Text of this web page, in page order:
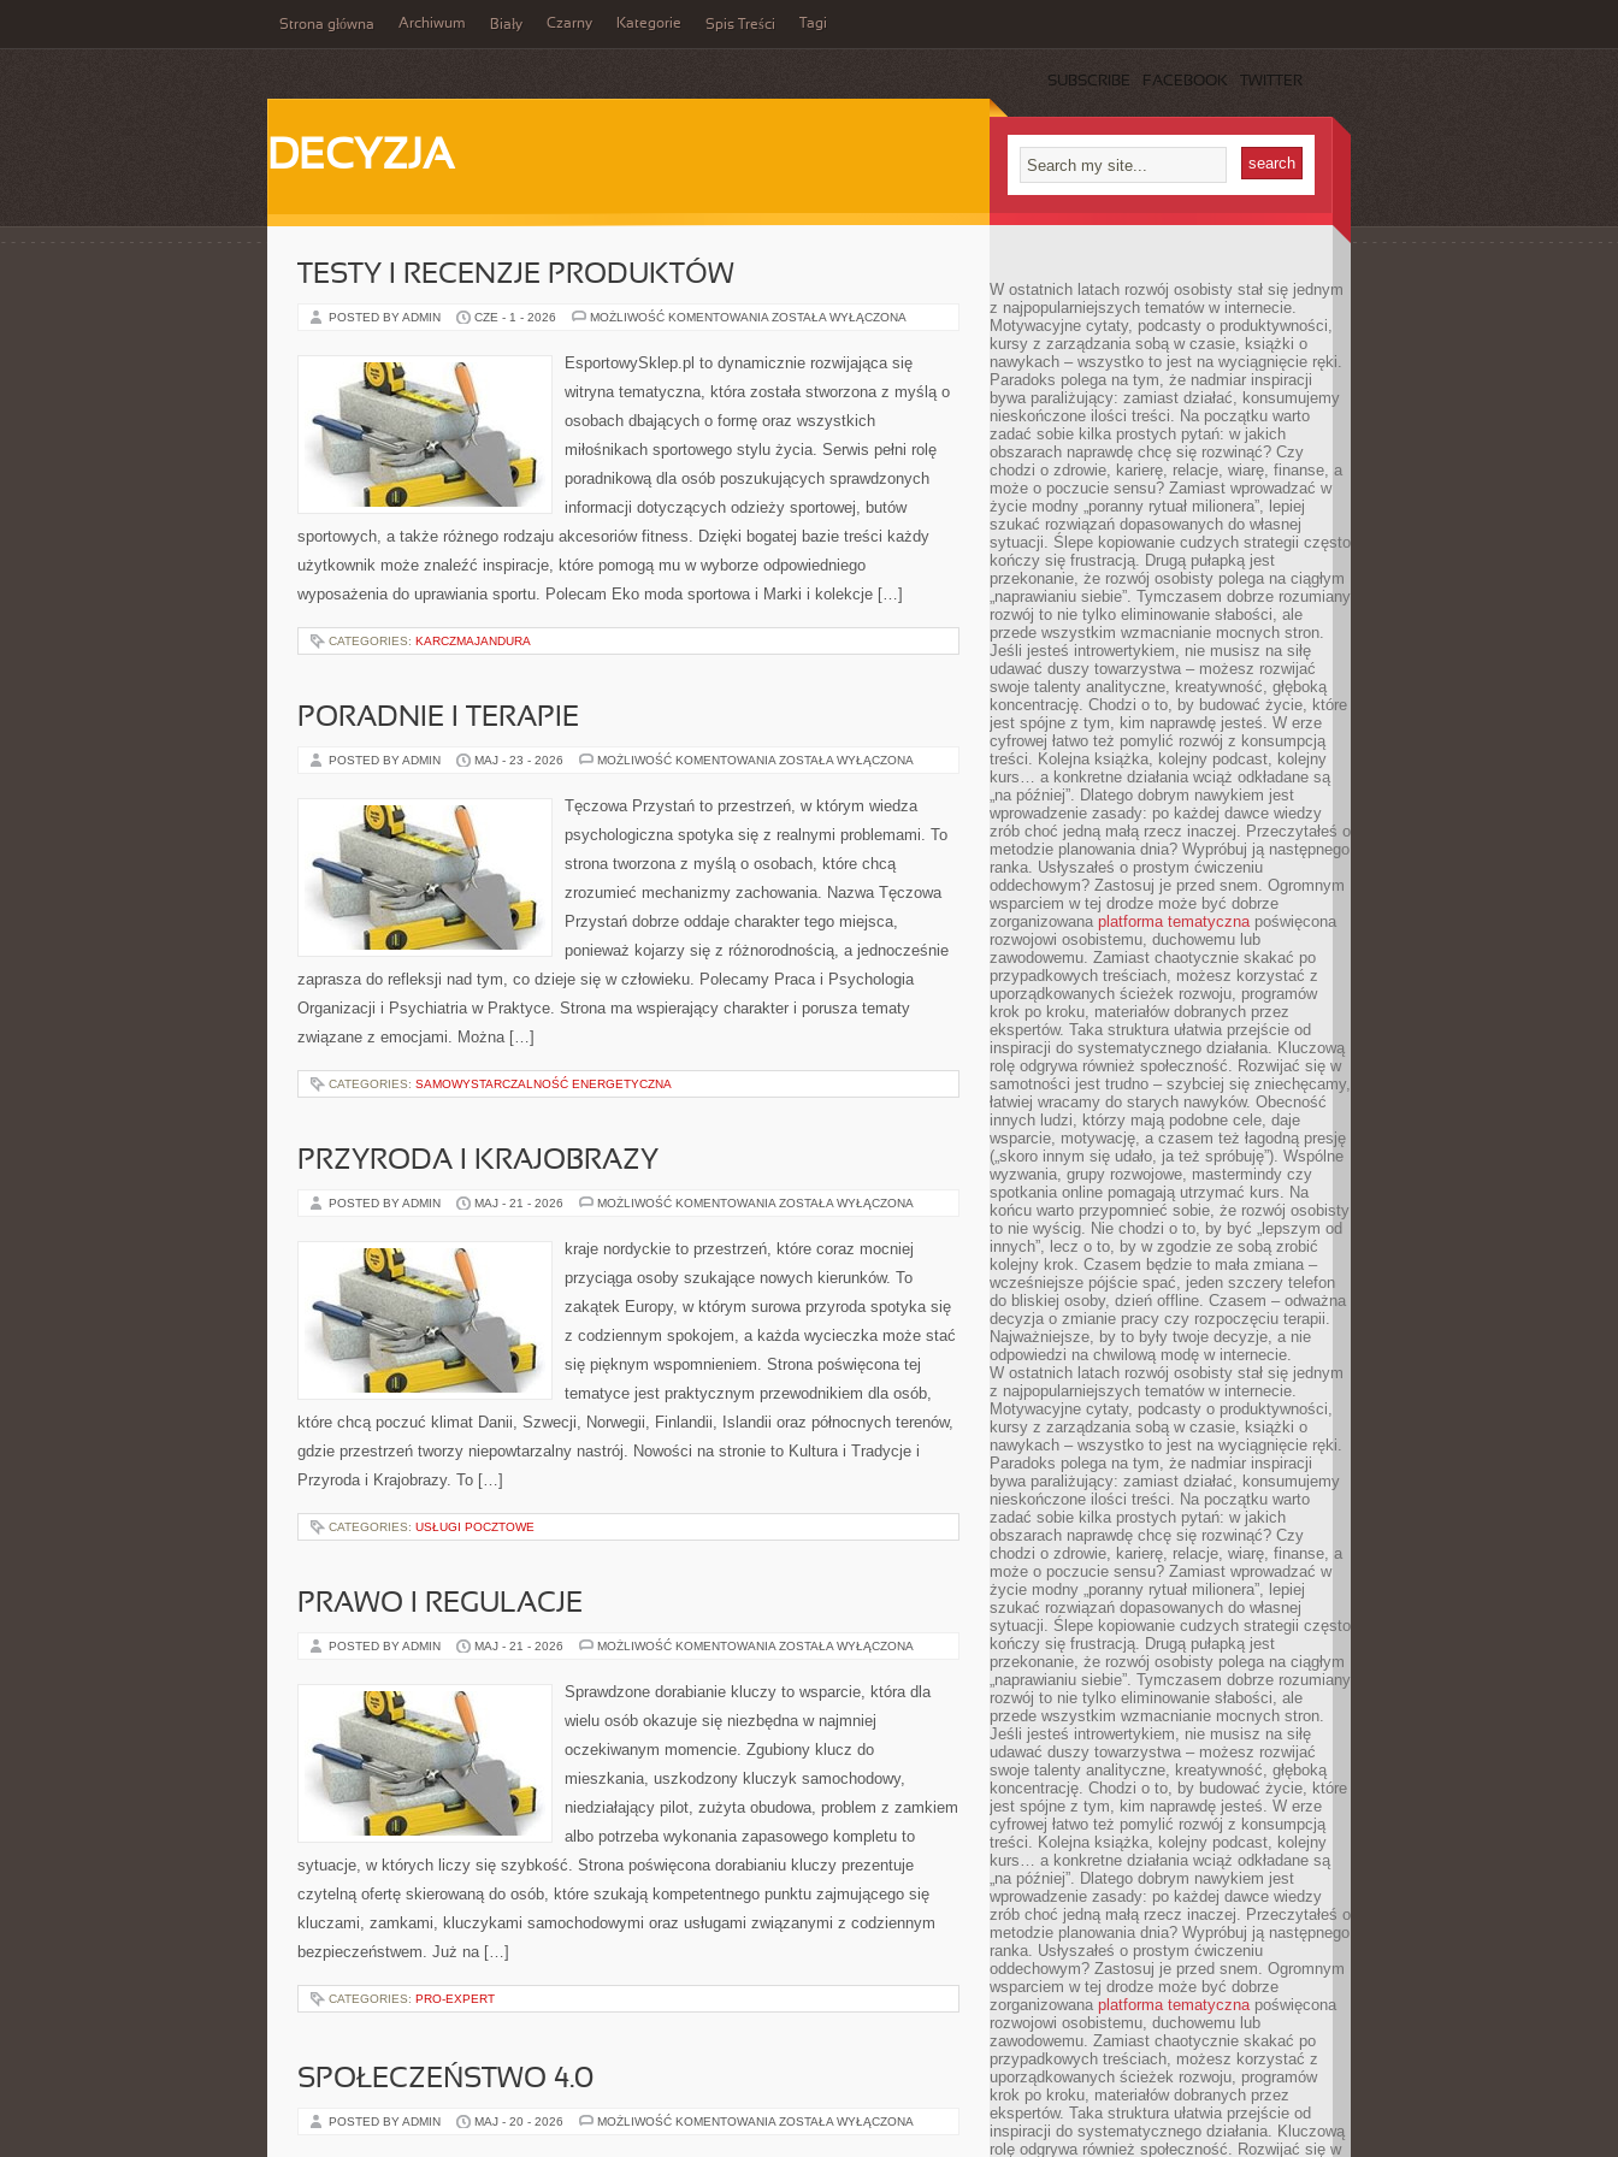
Strona główna Archiwum Biały Czarny Kategorie Spis Treści Tagi
SUBSCRIBE FACEBOOK TWITTER
DECYZJA
TESTY I RECENZJE PRODUKTÓW
POSTED BY ADMIN CZE - 1 - 2026 MOŻLIWOŚĆ KOMENTOWANIA TESTY
PRODUKTÓW
ZOSTAŁA WYŁĄCZONA
EsportowySklep.pl to dynamicznie rozwijająca się
witryna tematyczna, która została stworzona z myślą o
osobach dbających o formę oraz wszystkich
miłośnikach sportowego stylu życia. Serwis pełni rolę
poradnikową dla osób poszukujących sprawdzonych
informacji dotyczących odzieży sportowej, butów
sportowych, a także różnego rodzaju akcesoriów fitness. Dzięki bogatej bazie treści każdy
użytkownik może znaleźć inspiracje, które pomogą mu w wyborze odpowiedniego
wyposażenia do uprawiania sportu. Polecam Eko moda sportowa i Marki i kolekcje […]
CATEGORIES: KARCZMAJANDURA
PORADNIE I TERAPIE
POSTED BY ADMIN MAJ - 23 - 2026 MOŻLIWOŚĆ KOMENTOWANIA PORADNIE
ZOSTAŁA WYŁĄCZONA
Tęczowa Przystań to przestrzeń, w którym wiedza
psychologiczna spotyka się z realnymi problemami. To
strona tworzona z myślą o osobach, które chcą
zrozumieć mechanizmy zachowania. Nazwa Tęczowa
Przystań dobrze oddaje charakter tego miejsca,
ponieważ kojarzy się z różnorodnością, a jednocześnie
zaprasza do refleksji nad tym, co dzieje się w człowieku. Polecamy Praca i Psychologia
Organizacji i Psychiatria w Praktyce. Strona ma wspierający charakter i porusza tematy
związane z emocjami. Można […]
CATEGORIES: SAMOWYSTARCZALNOŚĆ ENERGETYCZNA
PRZYRODA I KRAJOBRAZY
POSTED BY ADMIN MAJ - 21 - 2026 MOŻLIWOŚĆ KOMENTOWANIA PRZYRODA
ZOSTAŁA WYŁĄCZONA
kraje nordyckie to przestrzeń, które coraz mocniej
przyciąga osoby szukające nowych kierunków. To
zakątek Europy, w którym surowa przyroda spotyka się
z codziennym spokojem, a każda wycieczka może stać
się pięknym wspomnieniem. Strona poświęcona tej
tematyce jest praktycznym przewodnikiem dla osób,
które chcą poczuć klimat Danii, Szwecji, Norwegii, Finlandii, Islandii oraz północnych terenów,
gdzie przestrzeń tworzy niepowtarzalny nastrój. Nowości na stronie to Kultura i Tradycje i
Przyroda i Krajobrazy. To […]
CATEGORIES: USŁUGI POCZTOWE
PRAWO I REGULACJE
POSTED BY ADMIN MAJ - 21 - 2026 MOŻLIWOŚĆ KOMENTOWANIA PRAWO
ZOSTAŁA WYŁĄCZONA
Sprawdzone dorabianie kluczy to wsparcie, która dla
wielu osób okazuje się niezbędna w najmniej
oczekiwanym momencie. Zgubiony klucz do
mieszkania, uszkodzony kluczyk samochodowy,
niedziałający pilot, zużyta obudowa, problem z zamkiem
albo potrzeba wykonania zapasowego kompletu to
sytuacje, w których liczy się szybkość. Strona poświęcona dorabianiu kluczy prezentuje
czytelną ofertę skierowaną do osób, które szukają kompetentnego punktu zajmującego się
kluczami, zamkami, kluczykami samochodowymi oraz usługami związanymi z codziennym
bezpieczeństwem. Już na […]
CATEGORIES: PRO-EXPERT
SPOŁECZEŃSTWO 4.0
POSTED BY ADMIN MAJ - 20 - 2026 MOŻLIWOŚĆ KOMENTOWANIA SPOŁECZEŃSTWO
ZOSTAŁA WYŁĄCZONA
W ostatnich latach rozwój osobisty stał się jednym
z najpopularniejszych tematów w internecie.
Motywacyjne cytaty, podcasty o produktywności,
kursy z zarządzania sobą w czasie, książki o
nawykach – wszystko to jest na wyciągnięcie ręki.
Paradoks polega na tym, że nadmiar inspiracji
bywa paraliżujący: zamiast działać, konsumujemy
nieskończone ilości treści. Na początku warto
zadać sobie kilka prostych pytań: w jakich
obszarach naprawdę chcę się rozwinąć? Czy
chodzi o zdrowie, karierę, relacje, wiarę, finanse, a
może o poczucie sensu? Zamiast wprowadzać w
życie modny „poranny rytuał milionera”, lepiej
szukać rozwiązań dopasowanych do własnej
sytuacji. Ślepe kopiowanie cudzych strategii często
kończy się frustracją. Drugą pułapką jest
przekonanie, że rozwój osobisty polega na ciągłym
„naprawianiu siebie”. Tymczasem dobrze rozumiany
rozwój to nie tylko eliminowanie słabości, ale
przede wszystkim wzmacnianie mocnych stron.
Jeśli jesteś introwertykiem, nie musisz na siłę
udawać duszy towarzystwa – możesz rozwijać
swoje talenty analityczne, kreatywność, głęboką
koncentrację. Chodzi o to, by budować życie, które
jest spójne z tym, kim naprawdę jesteś. W erze
cyfrowej łatwo też pomylić rozwój z konsumpcją
treści. Kolejna książka, kolejny podcast, kolejny
kurs… a konkretne działania wciąż odkładane są
„na później”. Dlatego dobrym nawykiem jest
wprowadzenie zasady: po każdej dawce wiedzy
zrób choć jedną małą rzecz inaczej. Przeczytałeś o
metodzie planowania dnia? Wypróbuj ją następnego
ranka. Usłyszałeś o prostym ćwiczeniu
oddechowym? Zastosuj je przed snem. Ogromnym
wsparciem w tej drodze może być dobrze
zorganizowana platforma tematycznapoświęcona
rozwojowi osobistemu, duchowemu lub
zawodowemu. Zamiast chaotycznie skakać po
przypadkowych treściach, możesz korzystać z
uporządkowanych ścieżek rozwoju, programów
krok po kroku, materiałów dobranych przez
ekspertów. Taka struktura ułatwia przejście od
inspiracji do systematycznego działania. Kluczową
rolę odgrywa również społeczność. Rozwijać się w
samotności jest trudno – szybciej się zniechęcamy,
łatwiej wracamy do starych nawyków. Obecność
innych ludzi, którzy mają podobne cele, daje
wsparcie, motywację, a czasem też łagodną presję
(„skoro innym się udało, ja też spróbuję”). Wspólne
wyzwania, grupy rozwojowe, mastermindy czy
spotkania online pomagają utrzymać kurs. Na
końcu warto przypomnieć sobie, że rozwój osobisty
to nie wyścig. Nie chodzi o to, by być „lepszym od
innych”, lecz o to, by w zgodzie ze sobą zrobić
kolejny krok. Czasem będzie to mała zmiana –
wcześniejsze pójście spać, jeden szczery telefon
do bliskiej osoby, dzień offline. Czasem – odważna
decyzja o zmianie pracy czy rozpoczęciu terapii.
Najważniejsze, by to były twoje decyzje, a nie
odpowiedzi na chwilową modę w internecie.
W ostatnich latach rozwój osobisty stał się jednym
z najpopularniejszych tematów w internecie.
Motywacyjne cytaty, podcasty o produktywności,
kursy z zarządzania sobą w czasie, książki o
nawykach – wszystko to jest na wyciągnięcie ręki.
Paradoks polega na tym, że nadmiar inspiracji
bywa paraliżujący: zamiast działać, konsumujemy
nieskończone ilości treści. Na początku warto
zadać sobie kilka prostych pytań: w jakich
obszarach naprawdę chcę się rozwinąć? Czy
chodzi o zdrowie, karierę, relacje, wiarę, finanse, a
może o poczucie sensu? Zamiast wprowadzać w
życie modny „poranny rytuał milionera”, lepiej
szukać rozwiązań dopasowanych do własnej
sytuacji. Ślepe kopiowanie cudzych strategii często
kończy się frustracją. Drugą pułapką jest
przekonanie, że rozwój osobisty polega na ciągłym
„naprawianiu siebie”. Tymczasem dobrze rozumiany
rozwój to nie tylko eliminowanie słabości, ale
przede wszystkim wzmacnianie mocnych stron.
Jeśli jesteś introwertykiem, nie musisz na siłę
udawać duszy towarzystwa – możesz rozwijać
swoje talenty analityczne, kreatywność, głęboką
koncentrację. Chodzi o to, by budować życie, które
jest spójne z tym, kim naprawdę jesteś. W erze
cyfrowej łatwo też pomylić rozwój z konsumpcją
treści. Kolejna książka, kolejny podcast, kolejny
kurs… a konkretne działania wciąż odkładane są
„na później”. Dlatego dobrym nawykiem jest
wprowadzenie zasady: po każdej dawce wiedzy
zrób choć jedną małą rzecz inaczej. Przeczytałeś o
metodzie planowania dnia? Wypróbuj ją następnego
ranka. Usłyszałeś o prostym ćwiczeniu
oddechowym? Zastosuj je przed snem. Ogromnym
wsparciem w tej drodze może być dobrze
zorganizowana platforma tematycznapoświęcona
rozwojowi osobistemu, duchowemu lub
zawodowemu. Zamiast chaotycznie skakać po
przypadkowych treściach, możesz korzystać z
uporządkowanych ścieżek rozwoju, programów
krok po kroku, materiałów dobranych przez
ekspertów. Taka struktura ułatwia przejście od
inspiracji do systematycznego działania. Kluczową
rolę odgrywa również społeczność. Rozwijać się w